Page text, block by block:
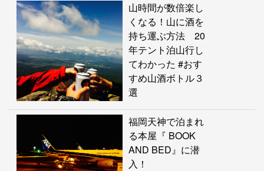
山時間が数倍楽し
くなる！山に酒を
持ち運ぶ方法 20
年テント泊山行し
てわかった #おす
すめ山酒ボトル３
選
福岡天神で泊まれ
る本屋『 BOOK
AND BED』に潜
入！